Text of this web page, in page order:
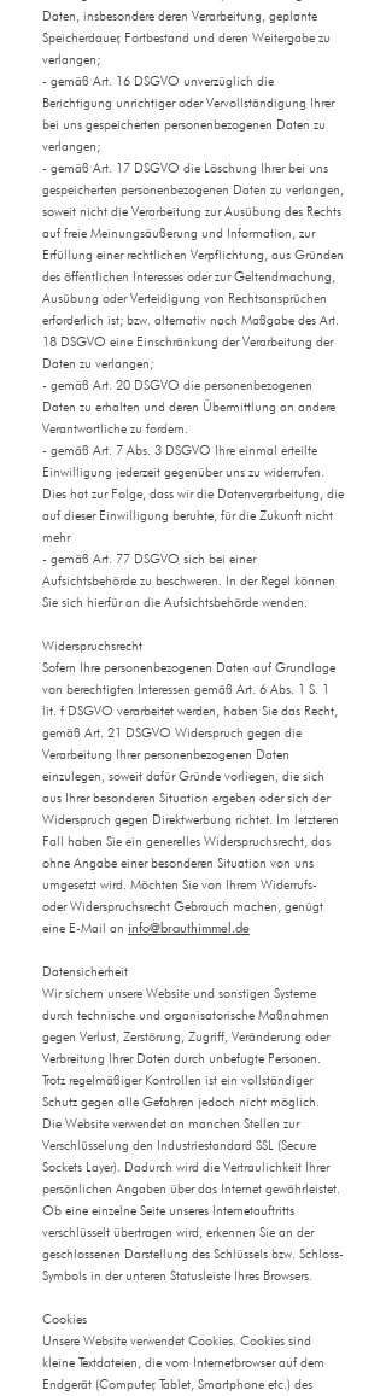
Daten, insbesondere deren Verarbeitung, geplante
Speicherdauer, Fortbestand und deren Weitergabe zu
verlangen;
- gemäß Art. 16 DSGVO unverzüglich die
Berichtigung unrichtiger oder Vervollständigung Ihrer
bei uns gespeicherten personenbezogenen Daten zu
verlangen;
- gemäß Art. 17 DSGVO die Löschung Ihrer bei uns
gespeicherten personenbezogenen Daten zu verlangen,
soweit nicht die Verarbeitung zur Ausübung des Rechts
auf freie Meinungsäußerung und Information, zur
Erfüllung einer rechtlichen Verpflichtung, aus Gründen
des öffentlichen Interesses oder zur Geltendmachung,
Ausübung oder Verteidigung von Rechtsansprüchen
erforderlich ist; bzw. alternativ nach Maßgabe des Art.
18 DSGVO eine Einschränkung der Verarbeitung der
Daten zu verlangen;
- gemäß Art. 20 DSGVO die personenbezogenen
Daten zu erhalten und deren Übermittlung an andere
Verantwortliche zu fordern.
- gemäß Art. 7 Abs. 3 DSGVO Ihre einmal erteilte
Einwilligung jederzeit gegenüber uns zu widerrufen.
Dies hat zur Folge, dass wir die Datenverarbeitung, die
auf dieser Einwilligung beruhte, für die Zukunft nicht
mehr
- gemäß Art. 77 DSGVO sich bei einer
Aufsichtsbehörde zu beschweren. In der Regel können
Sie sich hierfür an die Aufsichtsbehörde wenden.
Widerspruchsrecht
Sofern Ihre personenbezogenen Daten auf Grundlage
von berechtigten Interessen gemäß Art. 6 Abs. 1 S. 1
lit. f DSGVO verarbeitet werden, haben Sie das Recht,
gemäß Art. 21 DSGVO Widerspruch gegen die
Verarbeitung Ihrer personenbezogenen Daten
einzulegen, soweit dafür Gründe vorliegen, die sich
aus Ihrer besonderen Situation ergeben oder sich der
Widerspruch gegen Direktwerbung richtet. Im letzteren
Fall haben Sie ein generelles Widerspruchsrecht, das
ohne Angabe einer besonderen Situation von uns
umgesetzt wird. Möchten Sie von Ihrem Widerrufs-
oder Widerspruchsrecht Gebrauch machen, genügt
eine E-Mail an info@brauthimmel.de
Datensicherheit
Wir sichern unsere Website und sonstigen Systeme
durch technische und organisatorische Maßnahmen
gegen Verlust, Zerstörung, Zugriff, Veränderung oder
Verbreitung Ihrer Daten durch unbefugte Personen.
Trotz regelmäßiger Kontrollen ist ein vollständiger
Schutz gegen alle Gefahren jedoch nicht möglich.
Die Website verwendet an manchen Stellen zur
Verschlüsselung den Industriestandard SSL (Secure
Sockets Layer). Dadurch wird die Vertraulichkeit Ihrer
persönlichen Angaben über das Internet gewährleistet.
Ob eine einzelne Seite unseres Internetauftritts
verschlüsselt übertragen wird, erkennen Sie an der
geschlossenen Darstellung des Schlüssels bzw. Schloss-
Symbols in der unteren Statusleiste Ihres Browsers.
Cookies
Unsere Website verwendet Cookies. Cookies sind
kleine Textdateien, die vom Internetbrowser auf dem
Endgerät (Computer, Tablet, Smartphone etc.) des